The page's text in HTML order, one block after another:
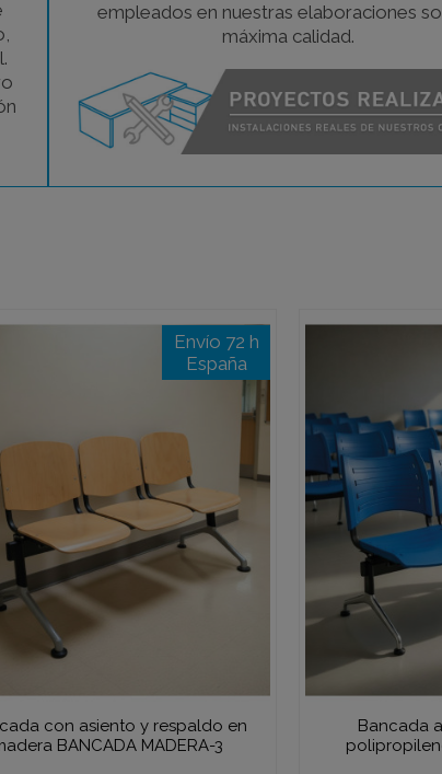
empleados en nuestras elaboraciones
máxima calidad.
Envío 72 h
España
con asiento y respaldo en
BANCADA MADERA-3
Bancada